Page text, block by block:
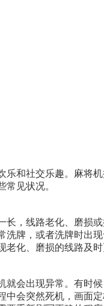
和社交乐趣。麻将
见状况。
，线路老化、磨损
牌，或者洗牌时出
化、磨损的线路及
会出现异常。有时
会突然死机，画面